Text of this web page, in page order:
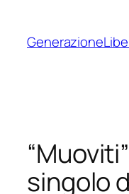
contenuto
singolo